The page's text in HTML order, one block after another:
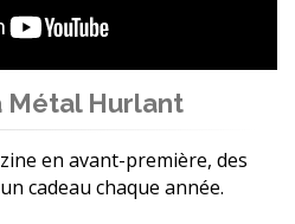
Métal Hurlant
en avant-première, des
cadeau chaque année.